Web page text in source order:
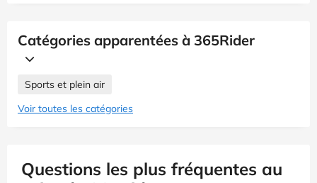
Catégories apparentées à 365Rider
Sports et plein air
Voir toutes les catégories
Questions les plus fréquentes au